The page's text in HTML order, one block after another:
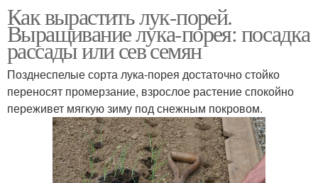
Как вырастить лук-порей.
Выращивание лука-порея: посадка
рассады или сев семян
Позднеспелые сорта лука-порея достаточно стойко
переносят промерзание, взрослое растение спокойно
переживет мягкую зиму под снежным покровом.